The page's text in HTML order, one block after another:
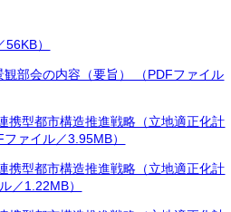
）
部会の内容（要旨） （PDFファイル
型都市構造推進戦略（立地適正化計
ァイル／3.95MB）
型都市構造推進戦略（立地適正化計
／1.22MB）